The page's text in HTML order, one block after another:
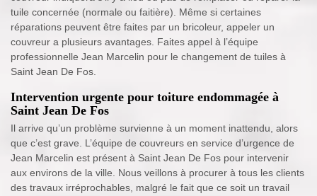
tuile concernée (normale ou faitière). Même si certaines
réparations peuvent être faites par un bricoleur, appeler un
couvreur a plusieurs avantages. Faites appel à l’équipe
professionnelle Jean Marcelin pour le changement de tuiles à
Saint Jean De Fos.
Intervention urgente pour toiture endommagée à
Saint Jean De Fos
Il arrive qu’un problème survienne à un moment inattendu, alors
que c’est grave. L’équipe de couvreurs en service d’urgence de
Jean Marcelin est présent à Saint Jean De Fos pour intervenir
aux environs de la ville. Nous veillons à procurer à tous les clients
des travaux irréprochables, malgré le fait que ce soit un travail